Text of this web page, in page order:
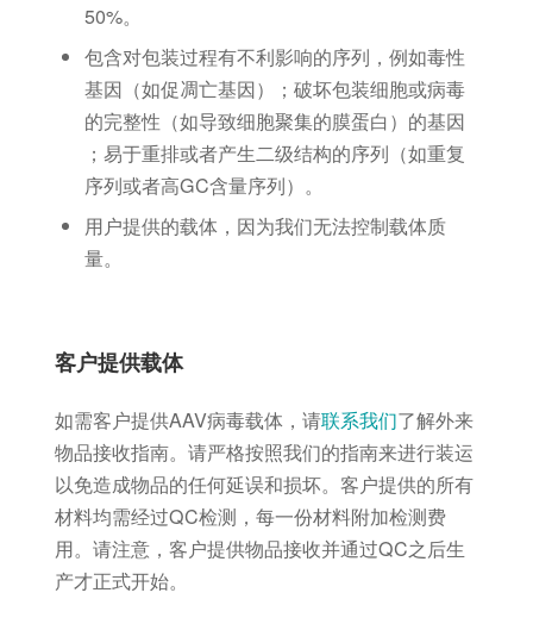
50%。
包含对包装过程有不利影响的序列，例如毒性
基因（如促凋亡基因）；破坏包装细胞或病毒
的完整性（如导致细胞聚集的膜蛋白）的基因
；易于重排或者产生二级结构的序列（如重复
序列或者高GC含量序列）。
⽤户提供的载体，因为我们无法控制载体质
量。
客户提供载体
如需客户提供AAV病毒载体，请联系我们了解外来
物品接收指南。请严格按照我们的指南来进行装运
以免造成物品的任何延误和损坏。客户提供的所有
材料均需经过QC检测，每一份材料附加检测费
用。请注意，客户提供物品接收并通过QC之后生
产才正式开始。